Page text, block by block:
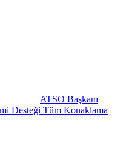
ATSO Başkanı
Desteği Tüm Konaklama